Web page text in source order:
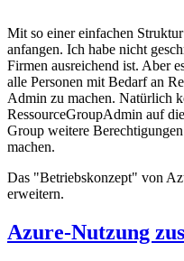
Mit so einer einfachen
anfangen. Ich habe nicht
Firmen ausreichend ist. Aber
alle Personen mit Bedarf an
Admin zu machen. Natürlich
RessourceGroupAdmin auf
Group weitere
machen.
Das "Betriebskonzept" von
erweitern.
Azure-Nutzung